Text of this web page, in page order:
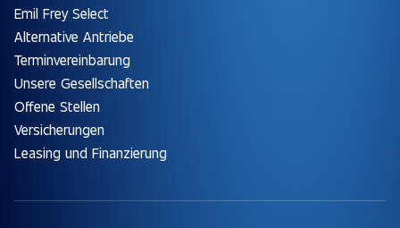
Emil Frey Select
Alternative Antriebe
Terminvereinbarung
Unsere Gesellschaften
Offene Stellen
Versicherungen
Leasing und Finanzierung